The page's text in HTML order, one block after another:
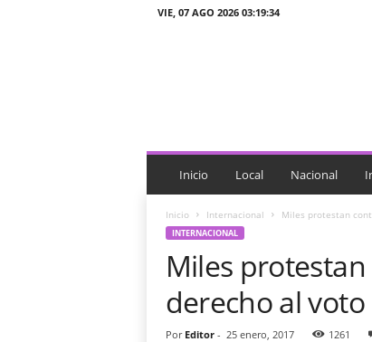
VIE, 07 AGO 2026 03:19:34
c
a
Inicio Local Nacional
Inicio Internacional Miles protestan
INTERNACIONAL
Miles
derecho al voto
Por Editor- 25 enero, 2017 1261